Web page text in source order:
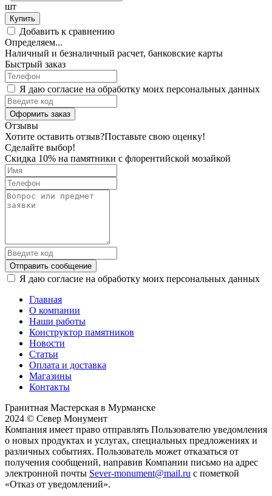
шт
Купить
Добавить к сравнению
Определяем...
Наличный и безналичный расчет, банковские карты
Быстрый заказ
Я даю согласие на обработку моих персональных данных
Оформить заказ
Отзывы
Хотите оставить отзыв?Поставьте свою оценку!
Сделайте выбор!
Скидка 10% на памятники с флорентийской мозайкой
Отправить сообщение
Я даю согласие на обработку моих персональных данных
Главная
О компании
Наши работы
Конструктор памятников
Новости
Статьи
Оплата и доставка
Магазины
Контакты
Гранитная Мастерская в Мурманске
2024 © Север Монумент
Компания имеет право отправлять Пользователю уведомления
о новых продуктах и услугах, специальных предложениях и
различных событиях. Пользователь может отказаться от
получения сообщений, направив Компании письмо на адрес
электронной почты Sever-monument@mail.ru с пометкой
«Отказ от уведомлений».